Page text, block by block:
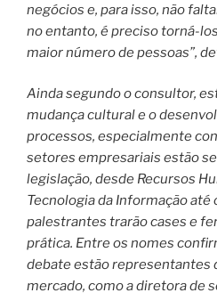
negócios e, para isso, não
no entanto, é preciso torná-
maior número de pessoas”,
Ainda segundo o consultor,
mudança cultural e o
processos, especialmente
setores empresariais estão
legislação, desde Recursos
Tecnologia da Informação até
palestrantes trarão cases e
prática. Entre os nomes
debate estão representantes
mercado, como a diretora de